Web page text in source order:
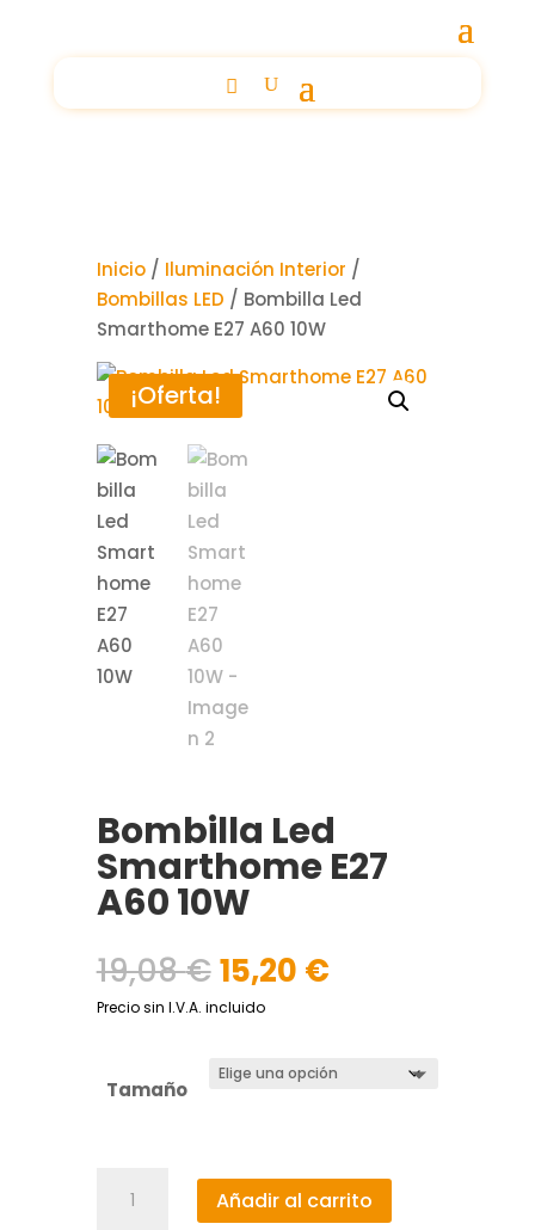
Inicio/ Iluminación Interior /
Bombillas LED / Bombilla Led
Smarthome E27 A60 10W
¡Oferta!
Bombilla Led
Smarthome E27
A60 10W
19,08€ El
precio
era:
19,08 €.
15,20 €El
es:
15,20 €.
Precio sin I.V.A. incluido
Tamaño
Poster
Añadir al carrito